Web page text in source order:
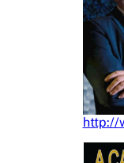
http://